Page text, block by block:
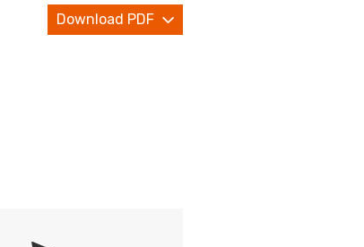
Download PDF